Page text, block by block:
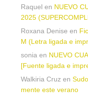
Raquel en NUEVO
2025
Roxana Denise en
M (Letra ligada e
sonia en NUEVO
[Fuente ligada e
Walkiria Cruz en
mente este verano